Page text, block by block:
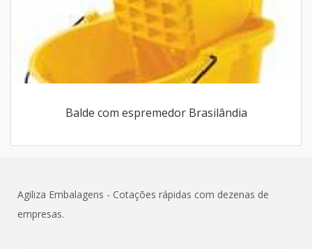
Balde com espremedor Brasilândia
Agiliza Embalagens - Cotações rápidas com dezenas de
empresas.